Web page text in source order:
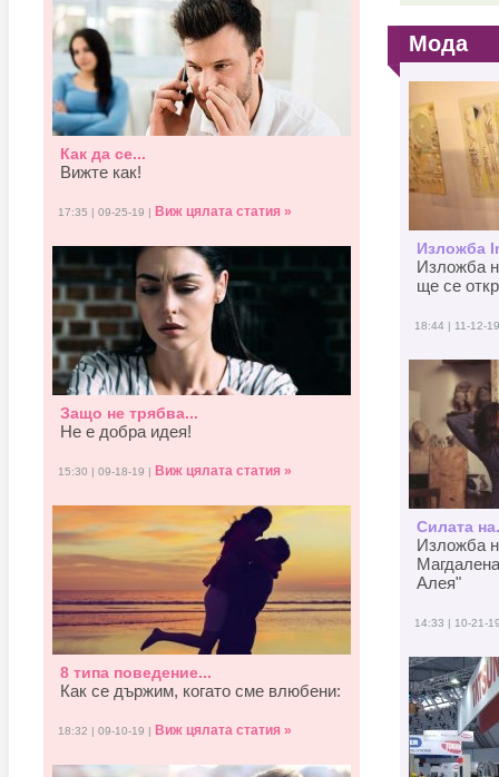
Как да се...
Вижте как!
17:35 | 09-25-19 | Виж цялата статия »
Защо не трябва...
Не е добра идея!
15:30 | 09-18-19 | Виж цялата статия »
8 типа поведение...
Как се държим, когато смe влюбени:
18:32 | 09-10-19 | Виж цялата статия »
Мода
Изложба
Изложба
ще се
18:44 | 11-12-
Силата
Изложба
Алея"
14:33 | 10-21-